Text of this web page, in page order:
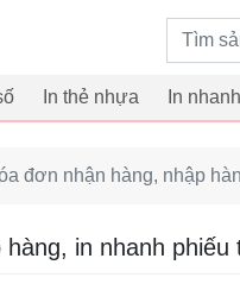
Từ khoá
In thẻ nhựa In
đơn nhận hàng, nhập
in nhanh phiếu